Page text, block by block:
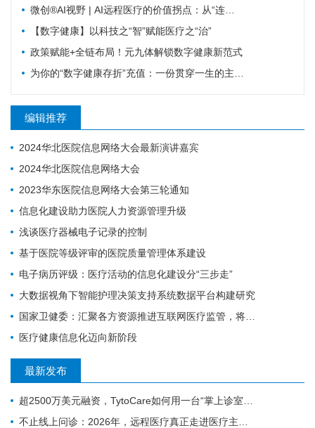
微创®AI视野 | AI远程医疗的价值拐点：从“连接”到“理解”MicroPort微创动态
【数字健康】以科技之“智”赋能医疗之“治”
政策赋能+全链布局！元九体解锁数字健康新范式
为你的“数字健康存折”充值：一份贯穿一生的主动健康指南
编辑推荐
2024华北医院信息网络大会最新演讲嘉宾
2024华北医院信息网络大会
2023华东医院信息网络大会第三轮通知
信息化建设助力医院人力资源管理升级
浅谈医疗器械电子记录的控制
基于医院等级评审的医院质量管理体系建设
电子病历评级：​医疗活动的信息化建设分“三步走”
大数据视角下智能护理决策支持系统数据平台构建研究
国家卫健委：汇聚各方资源推进互联网医疗监管，将建全国统一的电子健康档案
医疗健康信息化迈向新阶段
最新发布
超2500万美元融资，TytoCare如何用一台“掌上诊室”重塑远程医疗
不止线上问诊：2026年，远程医疗真正走进医疗主赛道